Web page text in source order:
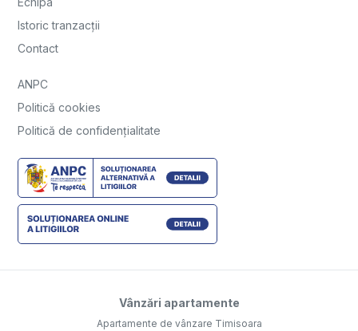
Istoric tranzacții
Contact
ANPC
Politică cookies
Politică de confidențialitate
Vânzări apartamente
Apartamente de vânzare Timisoara